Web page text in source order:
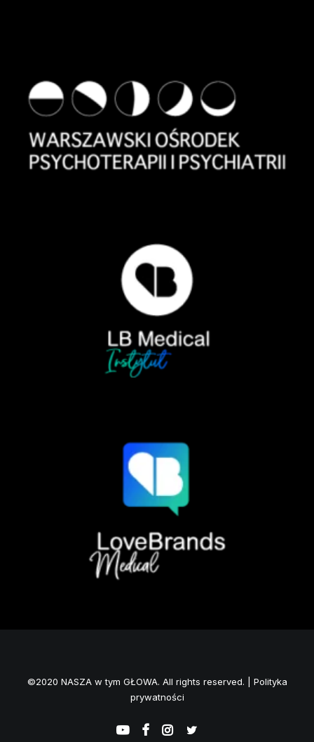
©2020 NASZA w tym GŁOWA. All rights reserved. | Polityka
prywatności